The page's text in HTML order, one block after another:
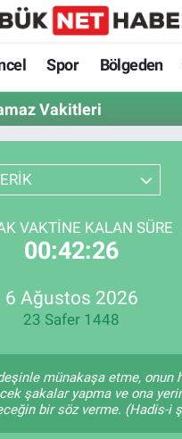
Spor Bölgeden
Vakitleri
VAKTINE KALAN SÜRE
00:42:26
6 Ağustos 2026
23 Safer 1448
münakaşa etme, onun
şakalar yapma ve ona
bir söz verme. (Hadis-i